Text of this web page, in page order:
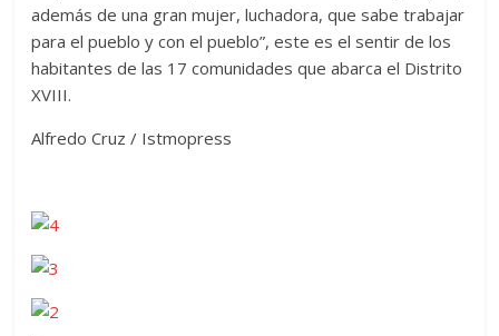
además de una gran mujer, luchadora, que sabe trabajar
para el pueblo y con el pueblo”, este es el sentir de los
habitantes de las 17 comunidades que abarca el Distrito
XVIII.
Alfredo Cruz / Istmopress